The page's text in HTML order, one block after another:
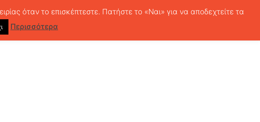
όταν το επισκέπτεστε. Πατήστε το «Ναι» για να αποδεχτείτε τα
Περισσότερα